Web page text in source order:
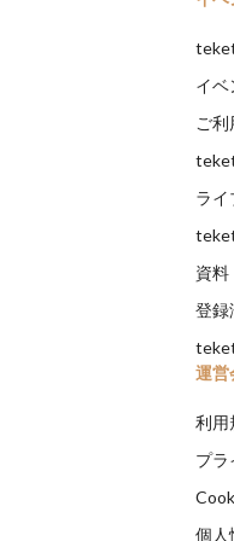
イベ
ご
ライ
資料
登録
運営
利用
プラ
個人